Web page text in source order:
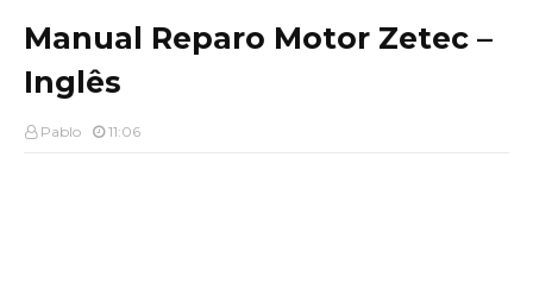
Manual Reparo Motor Zetec –
Inglês
Pablo 11:06